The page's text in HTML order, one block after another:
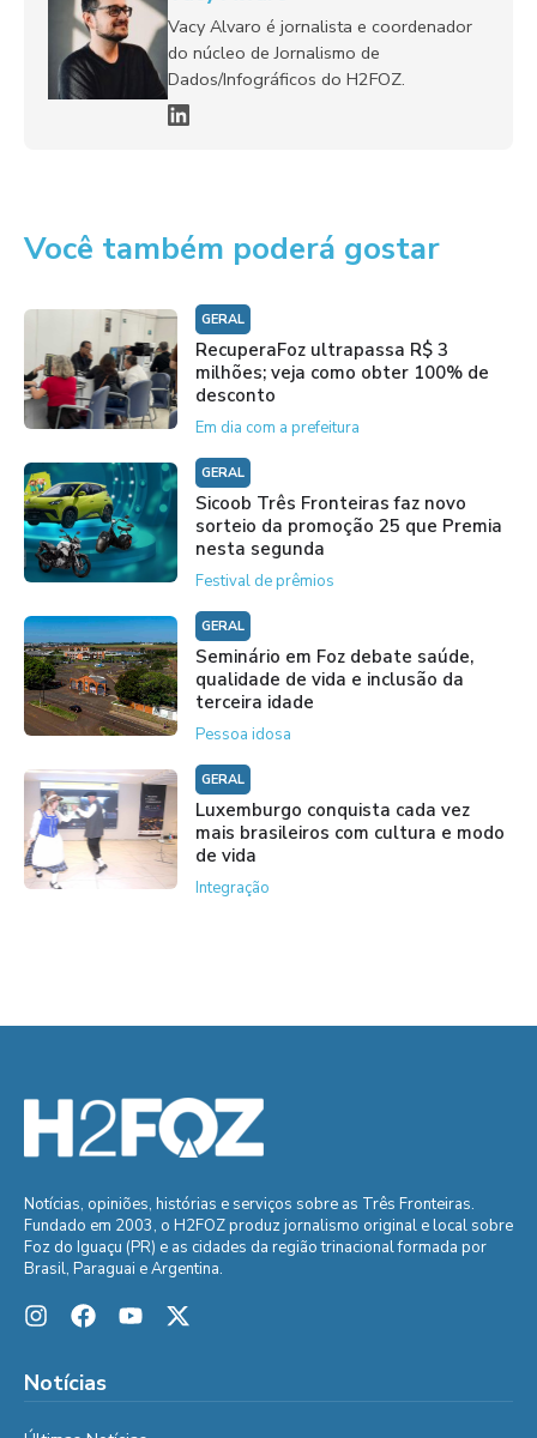
Vacy Alvaro é jornalista e coordenador
do núcleo de Jornalismo de
Dados/Infográficos do H2FOZ.
Você também poderá gostar
GERAL
RecuperaFoz ultrapassa R$ 3
milhões; veja como obter 100% de
desconto
Em dia com a prefeitura
GERAL
Sicoob Três Fronteiras faz novo
sorteio da promoção 25 que Premia
nesta segunda
Festival de prêmios
GERAL
Seminário em Foz debate saúde,
qualidade de vida e inclusão da
terceira idade
Pessoa idosa
GERAL
Luxemburgo conquista cada vez
mais brasileiros com cultura e modo
de vida
Integração
Notícias, opiniões, histórias e serviços sobre as Três Fronteiras.
Fundado em 2003, o H2FOZ produz jornalismo original e local sobre
Foz do Iguaçu (PR) e as cidades da região trinacional formada por
Brasil, Paraguai e Argentina.
Notícias